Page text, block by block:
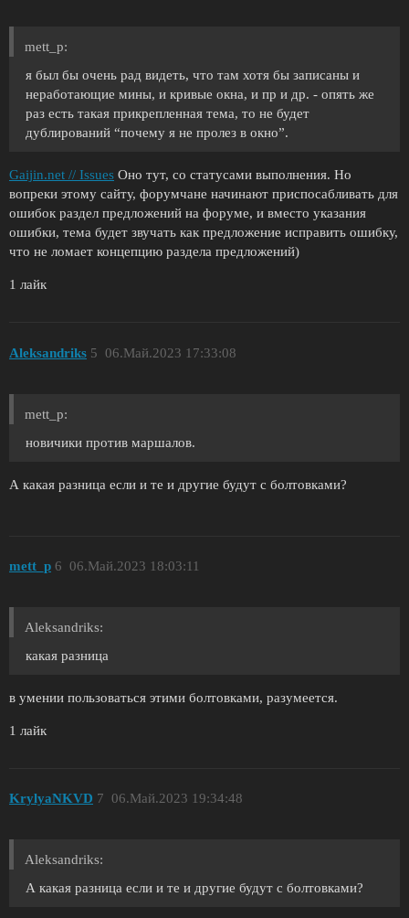
mett_p:
я был бы очень рад видеть, что там хотя бы записаны и
неработающие мины, и кривые окна, и пр и др. - опять же
раз есть такая прикрепленная тема, то не будет
дублирований “почему я не пролез в окно”.
Gaijin.net // Issues Оно тут, со статусами выполнения. Но
вопреки этому сайту, форумчане начинают приспосабливать для
ошибок раздел предложений на форуме, и вместо указания
ошибки, тема будет звучать как предложение исправить ошибку,
что не ломает концепцию раздела предложений)
1 лайк
Aleksandriks 06.Май.2023 17:33:08
5
mett_p:
новичики против маршалов.
А какая разница если и те и другие будут с болтовками?
mett_p 06.Май.2023 18:03:11
6
Aleksandriks:
какая разница
в умении пользоваться этими болтовками, разумеется.
1 лайк
KrylyaNKVD 06.Май.2023 19:34:48
7
Aleksandriks:
А какая разница если и те и другие будут с болтовками?